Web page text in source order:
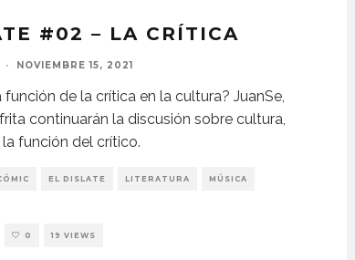
#02 – LA CRÍTICA
· NOVIEMBRE 15, 2021
función de la crítica en la cultura? JuanSe,
continuarán la discusión sobre cultura,
función del crítico.
EL DISLATE LITERATURA MÚSICA
0 19 VIEWS